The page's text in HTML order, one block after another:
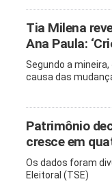
Tia Milena
Ana Paula:
Segundo a
causa das
Patrimônio
cresce em
Os dados foram
Eleitoral (TSE)